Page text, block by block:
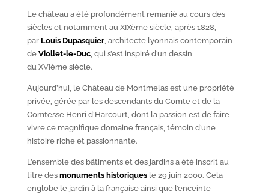
Le château a été profondément remanié au cours des
siècles et notamment au XIXèmesiècle, après 1828,
par Louis Dupasquier, architecte lyonnais contemporain
de Viollet-le-Duc, qui s’est inspiré d’un dessin
du XVIèmesiècle.
Aujourd’hui, le Château de Montmelas est une propriété
privée, gérée par les descendants du Comte et de la
Comtesse Henri d’Harcourt, dont la passion est de faire
vivre ce magnifique domaine français, témoin d’une
histoire riche et passionnante.
L’ensemble des bâtiments et des jardins a été inscrit au
titre des monuments historiquesle 29 juin 2000. Cela
englobe le jardin à la française ainsi que l’enceinte